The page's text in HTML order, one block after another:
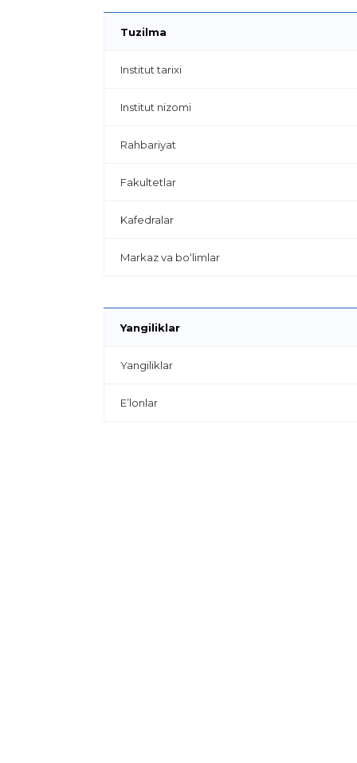
Tuzilma
Institut tarixi
Institut nizomi
Rahbariyat
Fakultetlar
Kafedralar
Markaz va bo‘limlar
Yangiliklar
Yangiliklar
E’lonlar